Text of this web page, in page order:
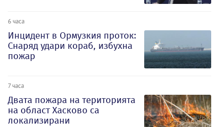
6 часа
Инцидент в Ормузкия проток:
Снаряд удари кораб, избухна
пожар
7 часа
Двата пожара на територията
на област Хасково са
локализирани